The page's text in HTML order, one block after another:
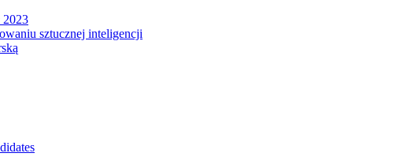
2023
sztucznej inteligencji